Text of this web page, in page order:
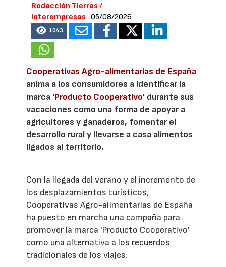
Redacción Tierras /
Interempresas
05/08/2026
1043
Cooperativas Agro-alimentarias de España
anima a los consumidores a identificar la
marca 'Producto Cooperativo' durante sus
vacaciones como una forma de apoyar a
agricultores y ganaderos, fomentar el
desarrollo rural y llevarse a casa alimentos
ligados al territorio.
Con la llegada del verano y el incremento de
los desplazamientos turísticos,
Cooperativas Agro-alimentarias de España
ha puesto en marcha una campaña para
promover la marca 'Producto Cooperativo'
como una alternativa a los recuerdos
tradicionales de los viajes.